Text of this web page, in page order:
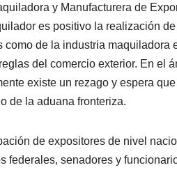
y Manufacturera de
es positivo la realización
como de la industria
del comercio exterior. En el
existe un rezago y espera
de la aduana fronteriza.
de expositores de nivel
federales, senadores y